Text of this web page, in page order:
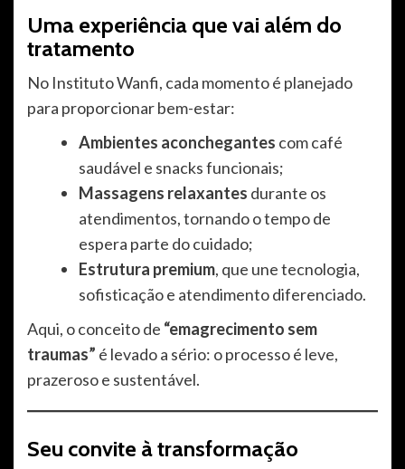
Uma experiência que vai além do
tratamento
No Instituto Wanfi, cada momento é planejado
para proporcionar bem-estar:
Ambientes aconchegantes com café
saudável e snacks funcionais;
Massagens relaxantes durante os
atendimentos, tornando o tempo de
espera parte do cuidado;
Estrutura premium, que une tecnologia,
sofisticação e atendimento diferenciado.
Aqui, o conceito de “emagrecimento sem
traumas” é levado a sério: o processo é leve,
prazeroso e sustentável.
Seu convite à transformação